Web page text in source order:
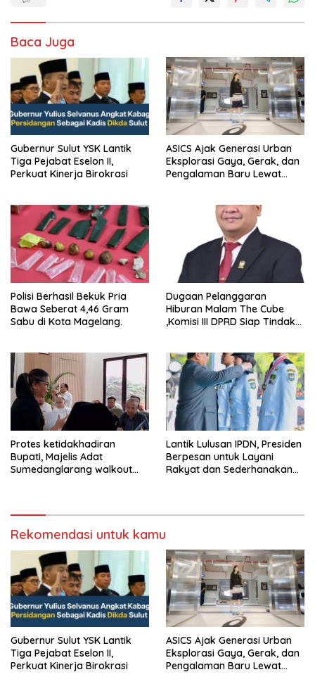
Baca Juga
Gubernur Sulut YSK Lantik
Tiga Pejabat Eselon II,
Perkuat Kinerja Birokrasi
ASICS Ajak Generasi Urban
Eksplorasi Gaya, Gerak, dan
Pengalaman Baru Lewat
Polisi Berhasil Bekuk Pria
Bawa Seberat 4,46 Gram
Sabu di Kota Magelang.
Dugaan Pelanggaran
Hiburan Malam The Cube
,Komisi III DPRD Siap Tindak
Protes ketidakhadiran
Bupati, Majelis Adat
Sumedanglarang walkout
Lantik Lulusan IPDN, Presiden
Berpesan untuk Layani
Rakyat dan Sederhanakan
Rekomendasi untuk kamu
Gubernur Sulut YSK Lantik
Tiga Pejabat Eselon II,
Perkuat Kinerja Birokrasi
ASICS Ajak Generasi Urban
Eksplorasi Gaya, Gerak, dan
Pengalaman Baru Lewat